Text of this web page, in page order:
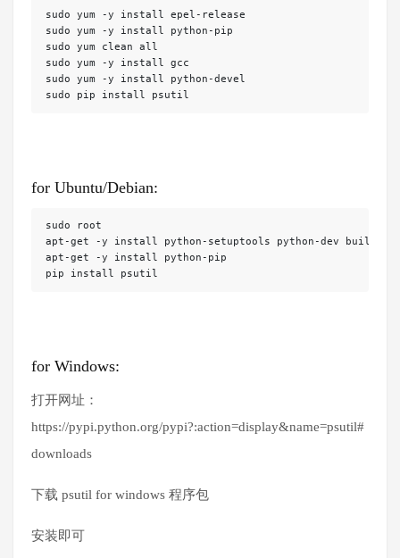
sudo yum -y install epel-release
sudo yum -y install python-pip
sudo yum clean all
sudo yum -y install gcc
sudo yum -y install python-devel
sudo pip install psutil
for Ubuntu/Debian:
sudo root
apt-get -y install python-setuptools python-dev build-
apt-get -y install python-pip
pip install psutil
for Windows:
打开网址：
https://pypi.python.org/pypi?:action=display&name=psutil#
downloads
下载 psutil for windows 程序包
安装即可